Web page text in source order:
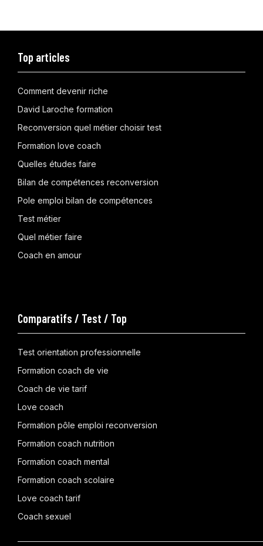
Top articles
Comment devenir riche
David Laroche formation
Reconversion quel métier choisir test
Formation love coach
Quelles études faire
Bilan de compétences reconversion
Pole emploi bilan de compétences
Test métier
Quel métier faire
Coach en amour
Comparatifs / Test / Top
Test orientation professionnelle
Formation coach de vie
Coach de vie tarif
Love coach
Formation pôle emploi reconversion
Formation coach nutrition
Formation coach mental
Formation coach scolaire
Love coach tarif
Coach sexuel